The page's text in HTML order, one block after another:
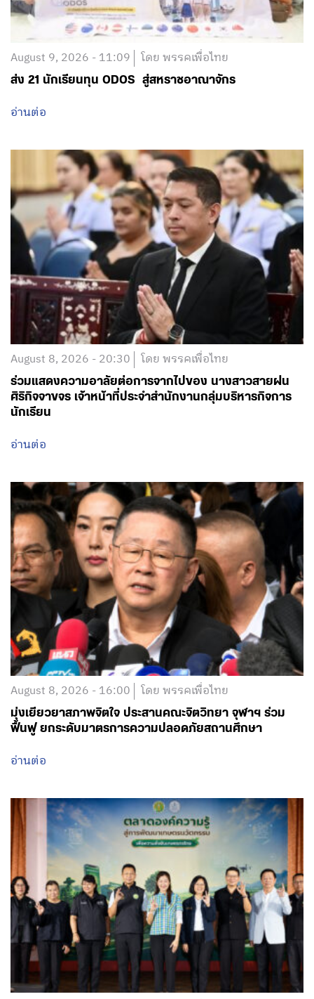
ส่ง 21 นักเรียนทุน ODOS สู่สหราชอาณาจักร
อ่านต่อ
August 8, 2026 - 20:30 โดย พรรคเพื่อไทย
ร่วมแสดงความอาลัยต่อการจากไปของ นางสาวสายฝน
ศิริกิจจาขจร เจ้าหน้าที่ประจำสำนักงานกลุ่มบริหารกิจการ
นักเรียน
อ่านต่อ
August 8, 2026 - 16:00 โดย พรรคเพื่อไทย
มุ่งเยียวยาสภาพจิตใจ ประสานคณะจิตวิทยา จุฬาฯ ร่วม
ฟื้นฟู ยกระดับมาตรการความปลอดภัยสถานศึกษา
อ่านต่อ
August 8, 2026 - 14:00 โดย พรรคเพื่อไทย
‘รมช.ปิยะรัฐชย์’ ปลุกพลัง ศพก. เดินหน้าสร้างความเข้ม
แข็งภาคการเกษตรไทย รับมือโลกที่เปลี่ยนแปลง ชู
เกษตรกรเป็นศูนย์กลาง ดึงความรู้จากพื้นที่ต่อยอด